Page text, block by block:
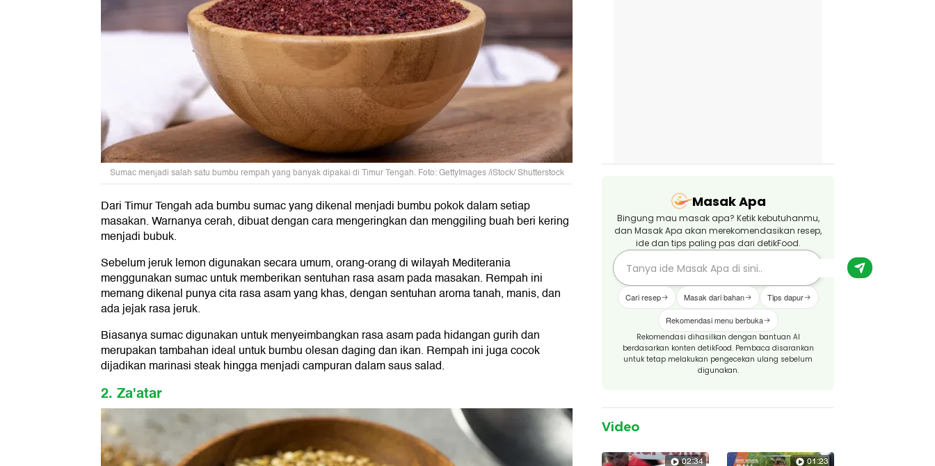
Sumac menjadi salah satu bumbu rempah yang banyak dipakai di Timur Tengah. Foto: GettyImages /iStock/ Shutterstock
Dari Timur Tengah ada bumbu sumac yang dikenal menjadi bumbu pokok dalam setiap
masakan. Warnanya cerah, dibuat dengan cara mengeringkan dan menggiling buah beri kering
menjadi bubuk.
Sebelum jeruk lemon digunakan secara umum, orang-orang di wilayah Mediterania
menggunakan sumac untuk memberikan sentuhan rasa asam pada masakan. Rempah ini
memang dikenal punya cita rasa asam yang khas, dengan sentuhan aroma tanah, manis, dan
ada jejak rasa jeruk.
Biasanya sumac digunakan untuk menyeimbangkan rasa asam pada hidangan gurih dan
merupakan tambahan ideal untuk bumbu olesan daging dan ikan. Rempah ini juga cocok
dijadikan marinasi steak hingga menjadi campuran dalam saus salad.
2. Za'atar
Masak Apa
Bingung mau masak apa? Ketik kebutuhanmu,
dan Masak Apa akan merekomendasikan resep,
ide dan tips paling pas dari detikFood.
Cari resep Masak dari bahan Tips dapur
Rekomendasi menu berbuka
Rekomendasi dihasilkan dengan bantuan AI
berdasarkan konten detikFood. Pembaca disarankan
untuk tetap melakukan pengecekan ulang sebelum
digunakan.
Video
02:34 01:23